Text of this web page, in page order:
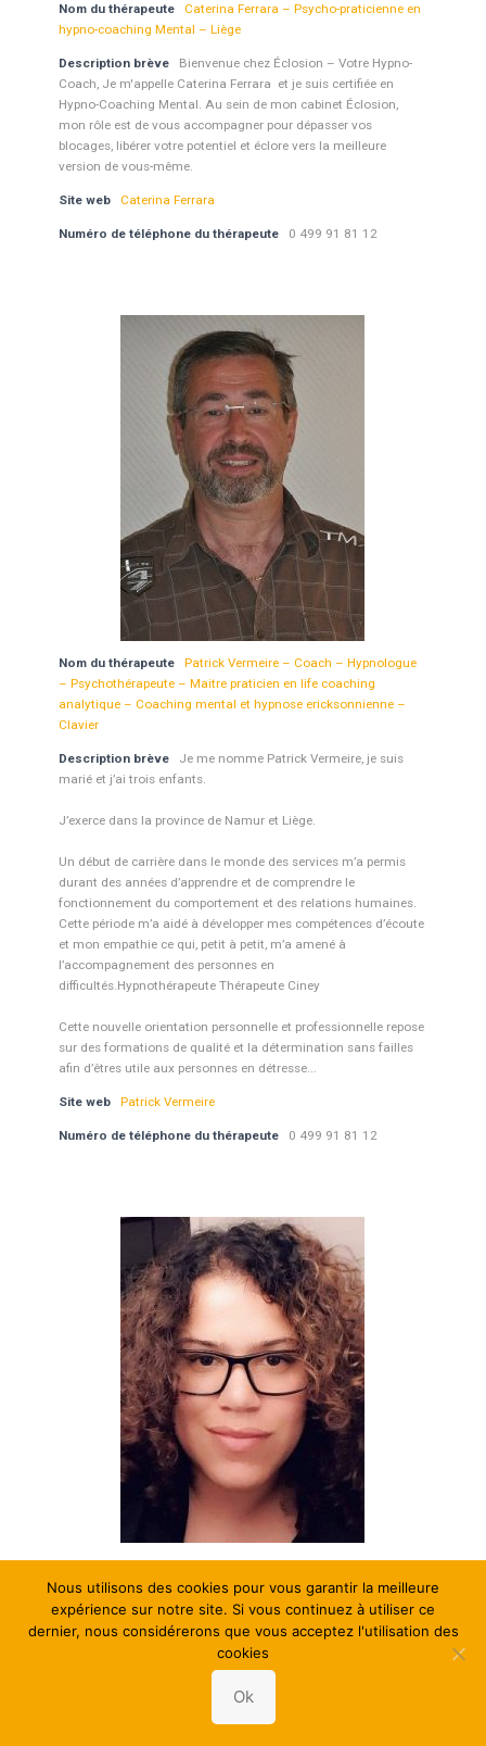
Nom du thérapeute
Caterina Ferrara – Psycho-praticienne en
hypno-coaching Mental – Liège
Description brève
Bienvenue chez Éclosion – Votre Hypno-
Coach, Je m'appelle Caterina Ferrara et je suis certifiée en
Hypno-Coaching Mental. Au sein de mon cabinet Éclosion,
mon rôle est de vous accompagner pour dépasser vos
blocages, libérer votre potentiel et éclore vers la meilleure
version de vous-même.
Site web Caterina Ferrara
Numéro de téléphone du thérapeute 0 499 91 81 12
Nom du thérapeute
Patrick Vermeire – Coach – Hypnologue
– Psychothérapeute – Maitre praticien en life coaching
analytique – Coaching mental et hypnose ericksonnienne –
Clavier
Description brève
Je me nomme Patrick Vermeire, je suis
marié et j’ai trois enfants.
J’exerce dans la province de Namur et Liège.
Un début de carrière dans le monde des services m’a permis
durant des années d’apprendre et de comprendre le
fonctionnement du comportement et des relations humaines.
Cette période m’a aidé à développer mes compétences d’écoute
et mon empathie ce qui, petit à petit, m’a amené à
l’accompagnement des personnes en
difficultés.Hypnothérapeute Thérapeute Ciney
Cette nouvelle orientation personnelle et professionnelle repose
sur des formations de qualité et la détermination sans failles
afin d’êtres utile aux personnes en détresse...
Site web Patrick Vermeire
Numéro de téléphone du thérapeute 0 499 91 81 12
Nom du thérapeute
Ana Elens – Hypnothérapeute – Coach –
Blegny – Clavier
Description brève
Je suis Ana Elens, hypnothérapeute, coach
et constellatrice familiale, fondatrice du Centre Santé & Bien-
complété mon parcours par des formations en hypnose
conversationnelle, thérapie brève, constellations familiales et
Nous utilisons des cookies pour vous garantir la meilleure
expérience sur notre site. Si vous continuez à utiliser ce
dernier, nous considérerons que vous acceptez l'utilisation des
cookies
Ok